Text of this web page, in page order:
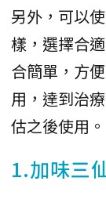
另外，可以
樣，選擇合
合簡單，方
用，達到治
估之後使用。
1.加味三